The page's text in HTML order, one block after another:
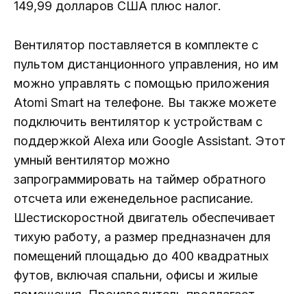
149,99 долларов США плюс налог.
Вентилятор поставляется в комплекте с
пультом дистанционного управления, но им
можно управлять с помощью приложения
Atomi Smart на телефоне. Вы также можете
подключить вентилятор к устройствам с
поддержкой Alexa или Google Assistant. Этот
умный вентилятор можно
запрограммировать на таймер обратного
отсчета или еженедельное расписание.
Шестискоростной двигатель обеспечивает
тихую работу, а размер предназначен для
помещений площадью до 400 квадратных
футов, включая спальни, офисы и жилые